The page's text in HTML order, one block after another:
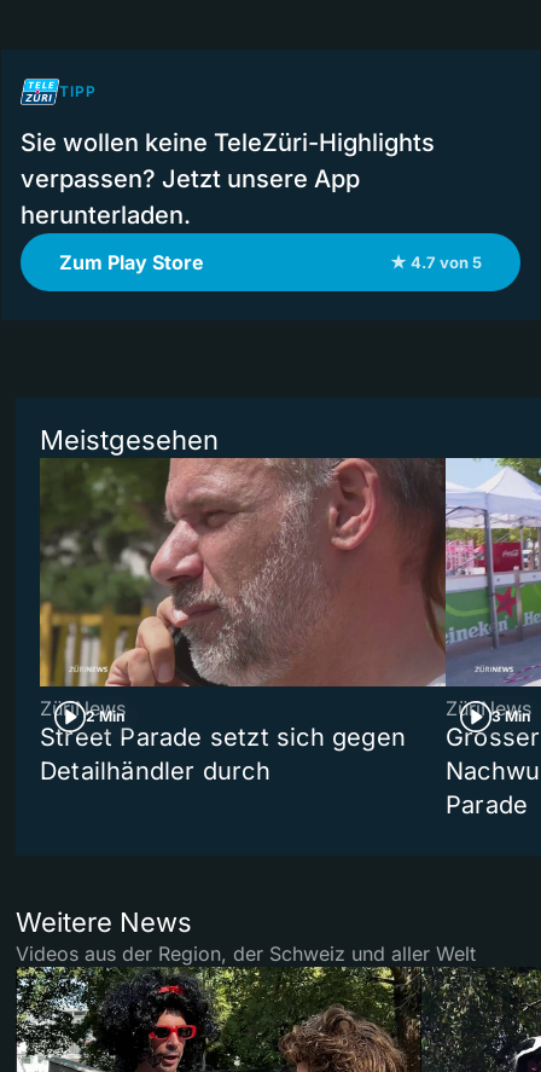
TIPP
Sie wollen keine TeleZüri-Highlights
verpassen? Jetzt unsere App
herunterladen.
Zum Play Store ★ 4.7 von 5
Meistgesehen
2 Min
ZüriNews
Street Parade setzt sich gegen
Detailhändler durch
3 Min
ZüriNews
Parade
Weitere News
Videos aus der Region, der Schweiz und aller Welt